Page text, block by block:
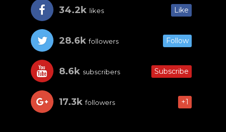
34.2k likes Like
28.6k followers Follow
8.6k subscribers Subscribe
17.3k followers +1